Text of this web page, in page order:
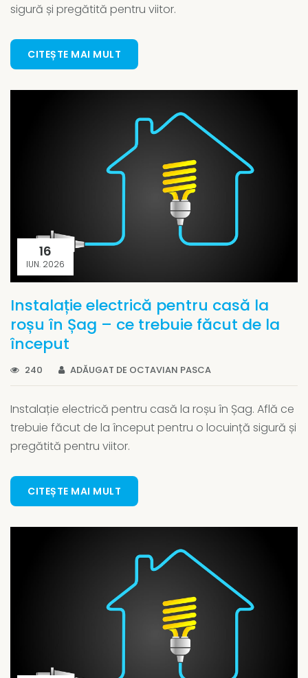
sigură și pregătită pentru viitor.
CITEȘTE MAI MULT
16
IUN. 2026
Instalație electrică pentru casă la
roșu în Șag – ce trebuie făcut de la
început
240 ADĂUGAT DE OCTAVIAN PASCA
Instalație electrică pentru casă la roșu în Șag. Află ce
trebuie făcut de la început pentru o locuință sigură și
pregătită pentru viitor.
CITEȘTE MAI MULT